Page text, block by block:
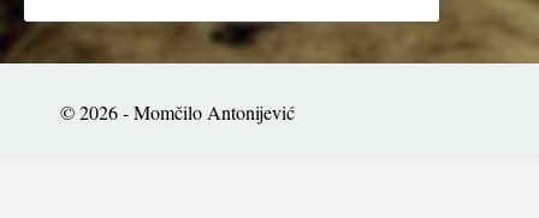
© 2026 - Momčilo Antonijević